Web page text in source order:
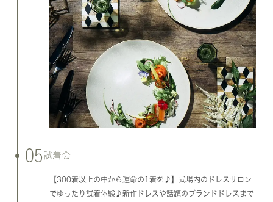
05 試着会
【300着以上の中から運命の1着を♪】式場内のドレスサロン
でゆったり試着体験♪新作ドレスや話題のブランドドレスまで